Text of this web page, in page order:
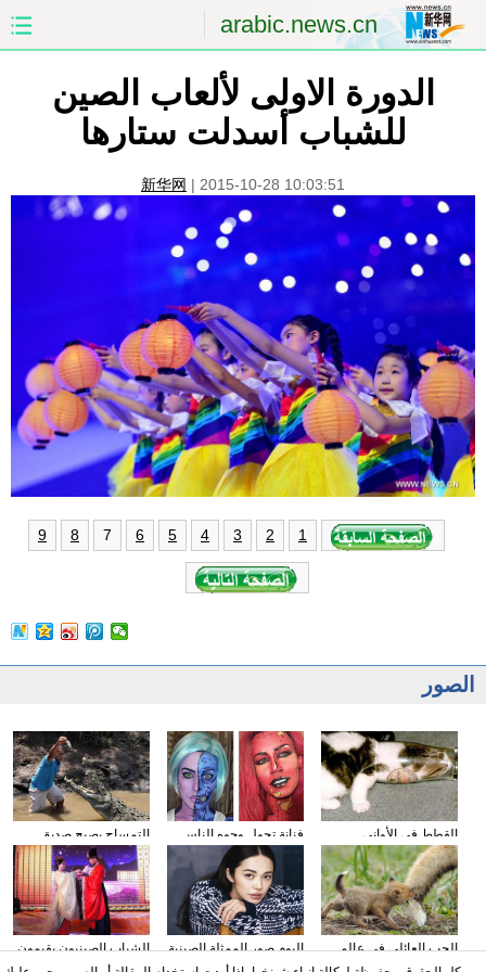
arabic.news.cn
الصفحة الأولى
الشرق الأوسط العالم
الاقتصاد الصين والعالم العربي
العلوم والصحة الثقافة والتعليم
مؤتمر صحفى للخارجية الصور
الدورة الاولى لألعاب الصين
للشباب أسدلت ستارها
新华网 | 2015-10-28 10:03:51
1
2
3
4
5
6
7
8
9
الصور
التمساح يصبح صديق
الناس في كوستا ريكا
فنانة تحول وجوه الناس
إلى الشخصيات الكرتونية
باستخدام الماكياج
القطط في الأواني
الزجاجية
الشباب الصينيون يقيمون
حفل الزفاف وفقا لطريقة
البوم صور الممثلة الصينية
ياو تشن على مجلة
الحب العائلي في عالم
الحيوان